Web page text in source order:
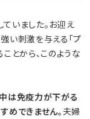
いました。お迎え
い刺激を与える「プ
とから、このような
は免疫力が下がる
めできません。 夫婦